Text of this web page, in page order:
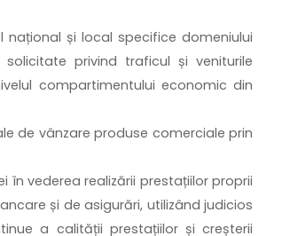
și local specifice domeniului
privind traficul și veniturile
compartimentului economic din
de vânzare produse comerciale prin
în vederea realizării prestațiilor proprii
și de asigurări, utilizând judicios
a calității prestațiilor și creșterii